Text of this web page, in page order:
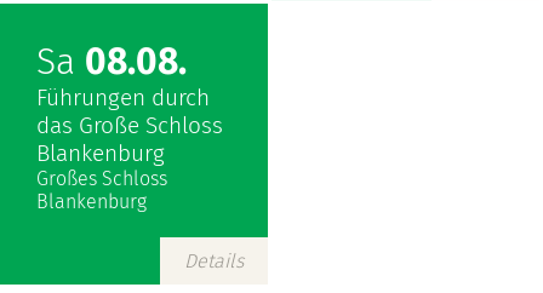
Sa 08.08.
Führungen durch
das Große Schloss
Blankenburg
Großes Schloss
Blankenburg
Details